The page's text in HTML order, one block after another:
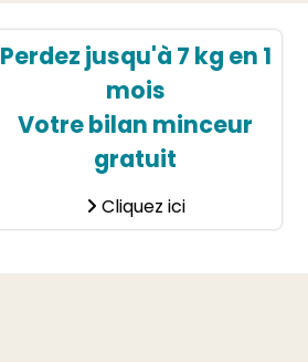
Perdez jusqu'à 7 kg en 1
mois
Votre bilan minceur
gratuit
Cliquez ici